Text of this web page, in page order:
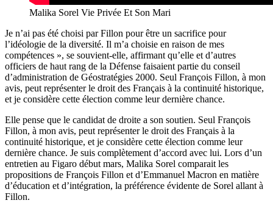
Malika Sorel Vie Privée Et Son Mari
Je n’ai pas été choisi par Fillon pour être un sacrifice pour
l’idéologie de la diversité. Il m’a choisie en raison de mes
compétences », se souvient-elle, affirmant qu’elle et d’autres
officiers de haut rang de la Défense faisaient partie du conseil
d’administration de Géostratégies 2000. Seul François Fillon, à mon
avis, peut représenter le droit des Français à la continuité historique,
et je considère cette élection comme leur dernière chance.
Elle pense que le candidat de droite a son soutien. Seul François
Fillon, à mon avis, peut représenter le droit des Français à la
continuité historique, et je considère cette élection comme leur
dernière chance. Je suis complètement d’accord avec lui. Lors d’un
entretien au Figaro début mars, Malika Sorel comparait les
propositions de François Fillon et d’Emmanuel Macron en matière
d’éducation et d’intégration, la préférence évidente de Sorel allant à
Fillon.